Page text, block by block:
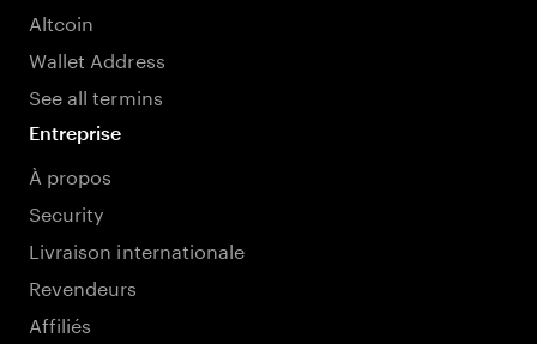
Altcoin
Wallet Address
See all termins
Entreprise
À propos
Security
Livraison internationale
Revendeurs
Affiliés